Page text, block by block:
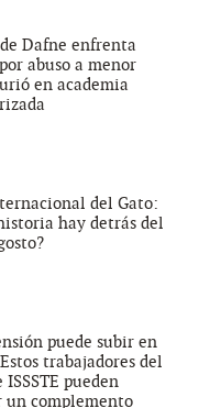
Dafne enfrenta
abuso a menor
en academia
del Gato:
hay detrás del
puede subir en
trabajadores del
ISSSTE pueden
un complemento